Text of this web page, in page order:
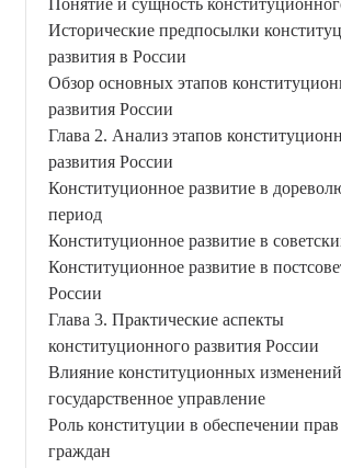
Исторические предпосылки
развития в России
Обзор основных этапов
развития России
Глава 2. Анализ этапов
развития России
Конституционное развитие в
период
Конституционное развитие в
Конституционное развитие в
России
Глава 3. Практические аспекты
конституционного развития России
Влияние конституционных
государственное управление
Роль конституции в обеспечении
граждан